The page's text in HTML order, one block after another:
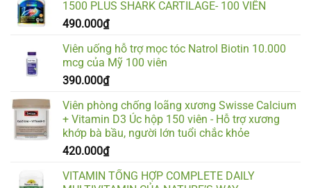
1500 PLUS SHARK CARTILAGE- 100 VIÊN
490.000₫
Viên uống hỗ trợ mọc tóc Natrol Biotin 10.000
mcg của Mỹ 100 viên
390.000₫
Viên phòng chống loãng xương Swisse Calcium
+ Vitamin D3 Úc hộp 150 viên - Hỗ trợ xương
khớp bà bầu, người lớn tuổi chắc khỏe
420.000₫
VITAMIN TỔNG HỢP COMPLETE DAILY